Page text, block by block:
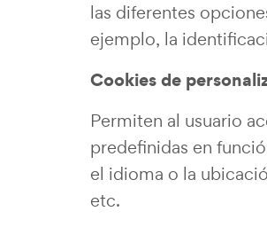
las diferentes
ejemplo, la
Cookies de
Permiten al usuario
predefinidas en
el idioma o la
etc.